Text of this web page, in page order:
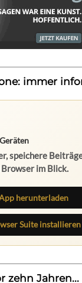
immer
speichere
im Blick.
herunterladen
Suite installieren
zehn Jahren...